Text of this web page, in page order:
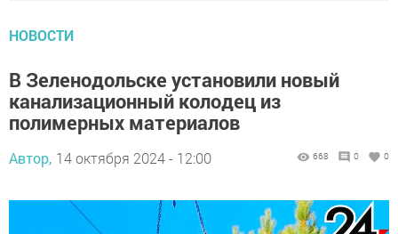
НОВОСТИ
В Зеленодольске установили новый
канализационный колодец из
полимерных материалов
Автор, 14 октября 2024 - 12:00 668 0 0